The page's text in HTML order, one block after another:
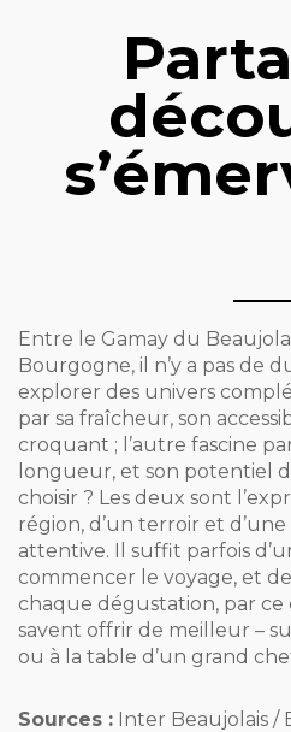
Entre le Gamay du
Bourgogne, il n’y a pas de
explorer des univers
par sa fraîcheur, son
croquant ; l’autre fascine
longueur, et son potentiel
choisir ? Les deux sont
région, d’un terroir et
attentive. Il suffit parfois
commencer le voyage, et
chaque dégustation, par
savent offrir de meilleur –
ou à la table d’un grand
Sources : Inter Beaujolais /